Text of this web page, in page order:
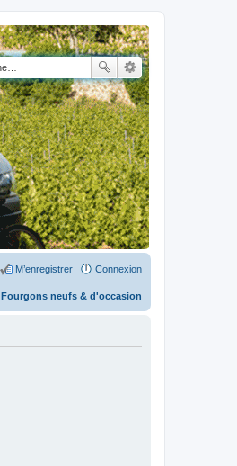
Connexion
M’enregistrer
Fourgons neufs & d'occasion